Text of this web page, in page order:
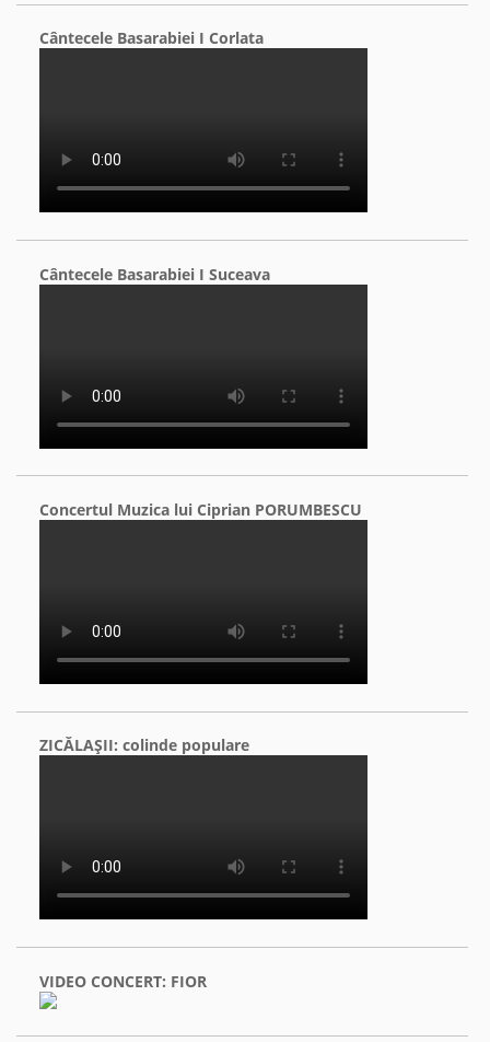
Cântecele Basarabiei I Corlata
Cântecele Basarabiei I Suceava
Concertul Muzica lui Ciprian PORUMBESCU
ZICĂLAŞII: colinde populare
VIDEO CONCERT: FIOR